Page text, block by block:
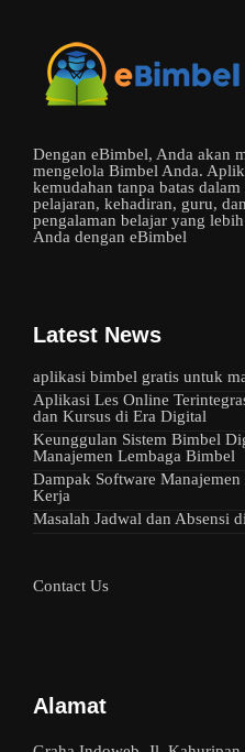
Dengan eBimbel, Anda akan
mengelola Bimbel Anda.
kemudahan tanpa batas
pelajaran, kehadiran, guru,
pengalaman belajar yang
Anda dengan eBimbel
Latest News
aplikasi bimbel gratis untuk
Aplikasi Les Online
dan Kursus di Era Digital
Keunggulan Sistem Bimbel
Manajemen Lembaga Bimbel
Dampak Software
Kerja
Masalah Jadwal dan Absensi
Contact Us
Alamat